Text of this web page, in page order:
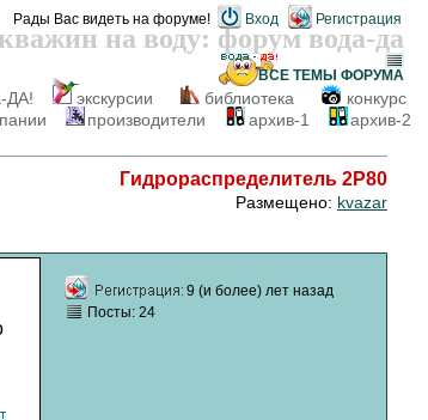
на воду: форум вода-да
Рады Вас видеть на форуме! Вход Регистрация
ДА! экскурсии библиотека
конкурс
производители архив-1 архив-2
ВСЕ ТЕМЫ ФОРУМА
Гидрораспределитель 2Р80
Размещено: kvazar
9 (и более) лет назад
Посты: 24